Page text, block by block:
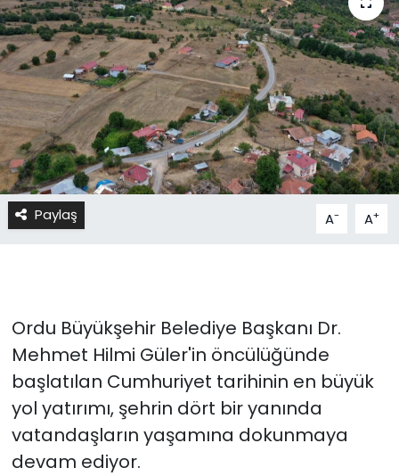
Paylaş A- A+
Ordu Büyükşehir Belediye Başkanı Dr.
Mehmet Hilmi Güler'in öncülüğünde
başlatılan Cumhuriyet tarihinin en büyük
yol yatırımı, şehrin dört bir yanında
vatandaşların yaşamına dokunmaya
devam ediyor.